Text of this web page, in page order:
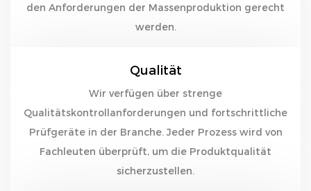
den Anforderungen der Massenproduktion gerecht
werden.
Qualität
Wir verfügen über strenge
Qualitätskontrollanforderungen und fortschrittliche
Prüfgeräte in der Branche. Jeder Prozess wird von
Fachleuten überprüft, um die Produktqualität
sicherzustellen.